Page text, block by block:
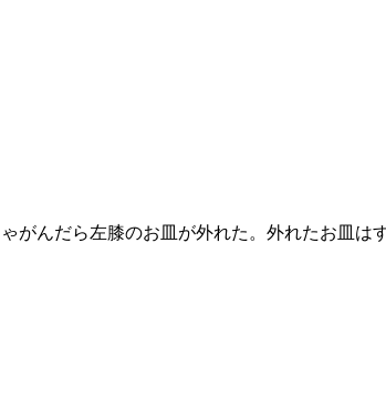
んだら左膝のお皿が外れた。外れたお皿は